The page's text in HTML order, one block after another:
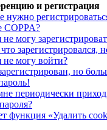
и регистрация
нужно
COPPA?
могу
зарегистрировался,
могу войти?
но
периодически
функция «Удалить